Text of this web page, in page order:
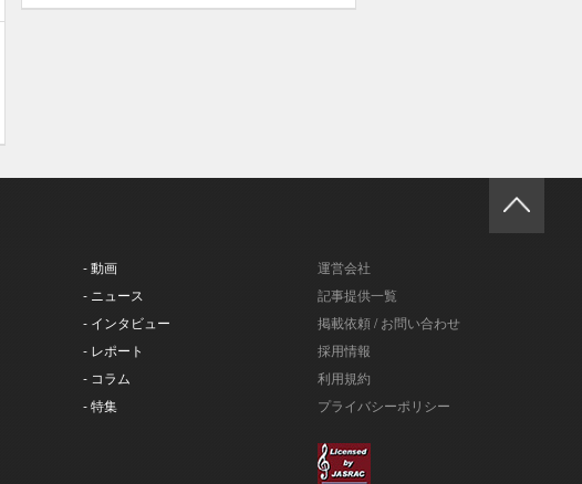
- 動画
- ニュース
- インタビュー
- レポート
- コラム
- 特集
運営会社
記事提供一覧
掲載依頼 / お問い合わせ
採用情報
利用規約
プライバシーポリシー